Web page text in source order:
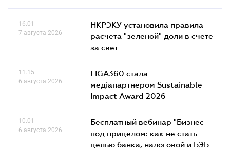
16.01
7 августа 2026
НКРЭКУ установила правила
расчета "зеленой" доли в счете
за свет
11.15
6 августа 2026
LIGA360 стала
медіапартнером Sustainable
Impact Award 2026
10.01
6 августа 2026
Бесплатный вебинар "Бизнес
под прицелом: как не стать
целью банка, налоговой и БЭБ